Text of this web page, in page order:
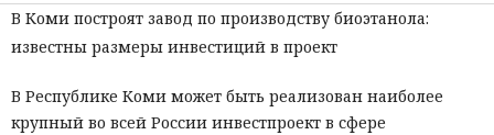
В Коми построят завод по производству биоэтанола:
известны размеры инвестиций в проект
В Республике Коми может быть реализован наиболее
крупный во всей России инвестпроект в сфере